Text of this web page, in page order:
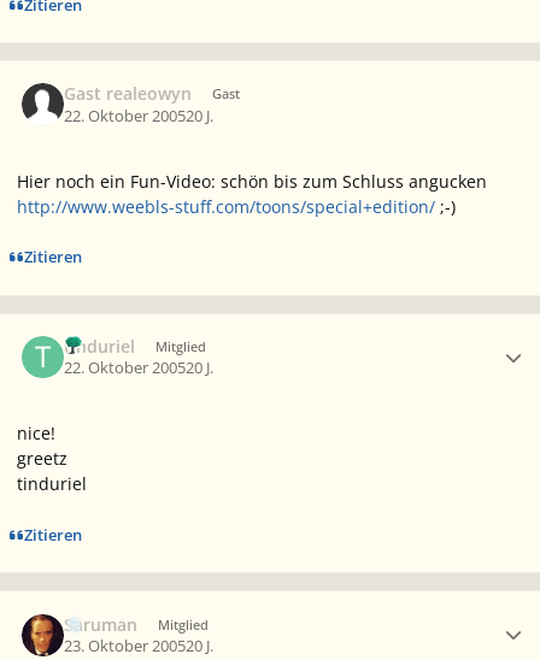
Zitieren
Gast realeowyn Gast
22. Oktober 200520 J.
Hier noch ein Fun-Video: schön bis zum Schluss angucken
http://www.weebls-stuff.com/toons/special+edition/ ;-)
Zitieren
tinduriel Mitglied
22. Oktober 200520 J.
nice!
greetz
tinduriel
Zitieren
Saruman Mitglied
23. Oktober 200520 J.